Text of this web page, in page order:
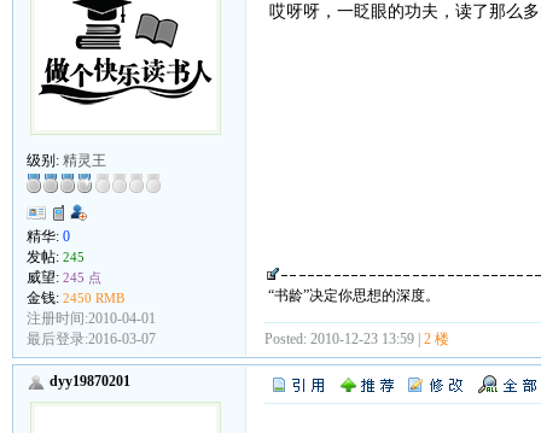
级别: 精灵王
精华: 0
发帖: 245
威望: 245 点
金钱: 2450 RMB
注册时间:2010-04-01
最后登录:2016-03-07
哎呀呀，一眨眼的功夫，读了那么
“书龄”决定你思想的深度。
Posted: 2010-12-23 13:59 | 2 楼
dyy19870201